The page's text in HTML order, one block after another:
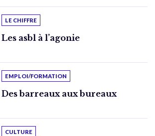
LE CHIFFRE
Les asbl à l’agonie
EMPLOI/FORMATION
Des barreaux aux bureaux
CULTURE